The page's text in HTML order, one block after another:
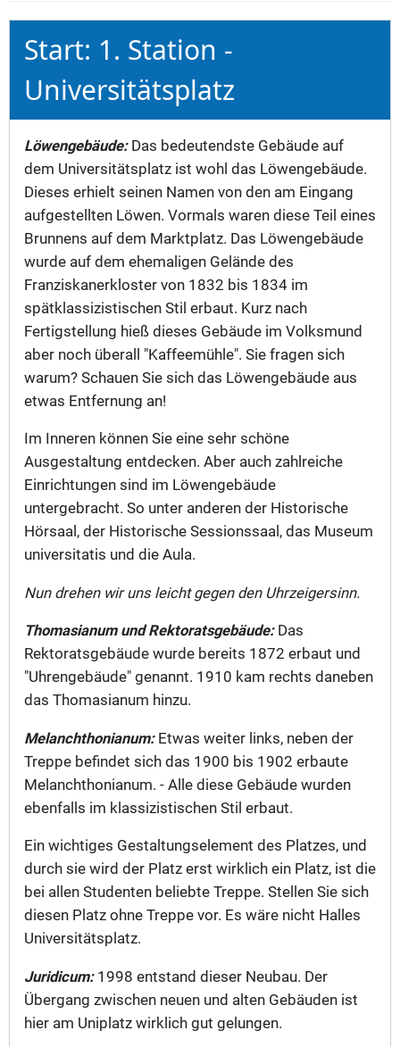
Start: 1. Station -
Universitätsplatz
Löwengebäude:Das bedeutendste Gebäude auf
dem Universitätsplatz ist wohl das Löwengebäude.
Dieses erhielt seinen Namen von den am Eingang
aufgestellten Löwen. Vormals waren diese Teil eines
Brunnens auf dem Marktplatz. Das Löwengebäude
wurde auf dem ehemaligen Gelände des
Franziskanerkloster von 1832 bis 1834 im
spätklassizistischen Stil erbaut. Kurz nach
Fertigstellung hieß dieses Gebäude im Volksmund
aber noch überall "Kaffeemühle". Sie fragen sich
warum? Schauen Sie sich das Löwengebäude aus
etwas Entfernung an!
Im Inneren können Sie eine sehr schöne
Ausgestaltung entdecken. Aber auch zahlreiche
Einrichtungen sind im Löwengebäude
untergebracht. So unter anderen der Historische
Hörsaal, der Historische Sessionssaal, das Museum
universitatis und die Aula.
Nun drehen wir uns leicht gegen den Uhrzeigersinn.
Thomasianum und Rektoratsgebäude: Das
Rektoratsgebäude wurde bereits 1872 erbaut und
"Uhrengebäude" genannt. 1910 kam rechts daneben
das Thomasianum hinzu.
Melanchthonianum:Etwas weiter links, neben der
Treppe befindet sich das 1900 bis 1902 erbaute
Melanchthonianum. - Alle diese Gebäude wurden
ebenfalls im klassizistischen Stil erbaut.
Ein wichtiges Gestaltungselement des Platzes, und
durch sie wird der Platz erst wirklich ein Platz, ist die
bei allen Studenten beliebte Treppe. Stellen Sie sich
diesen Platz ohne Treppe vor. Es wäre nicht Halles
Universitätsplatz.
Juridicum: 1998 entstand dieser Neubau. Der
Übergang zwischen neuen und alten Gebäuden ist
hier am Uniplatz wirklich gut gelungen.